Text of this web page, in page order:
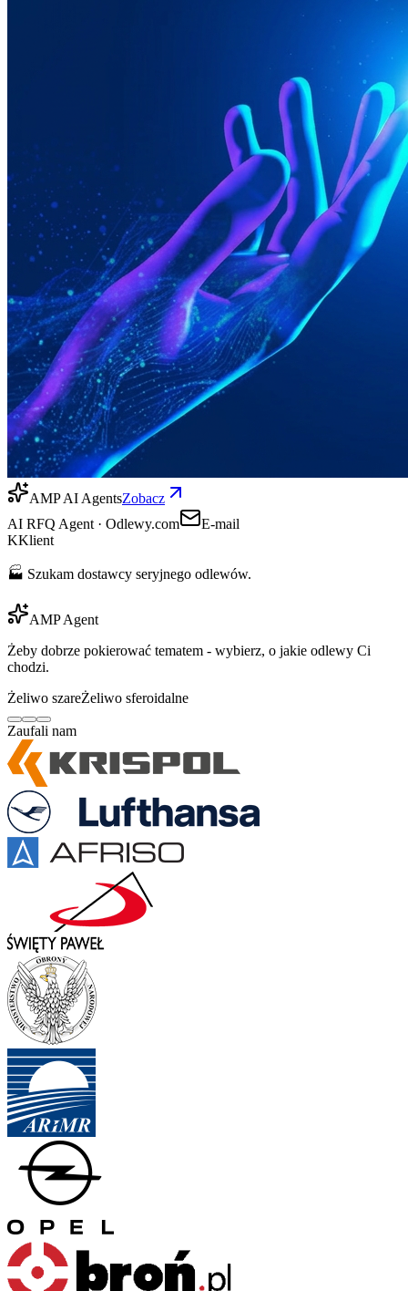
AMP AI AgentsZobacz
AI RFQ Agent · Odlewy.com
E-mail
KKlient
🏭 Szukam dostawcy seryjnego odlewów.
AMP Agent
Żeby dobrze pokierować tematem - wybierz, o jakie odlewy Ci
chodzi.
Żeliwo szareŻeliwo sferoidalne
Zaufali nam